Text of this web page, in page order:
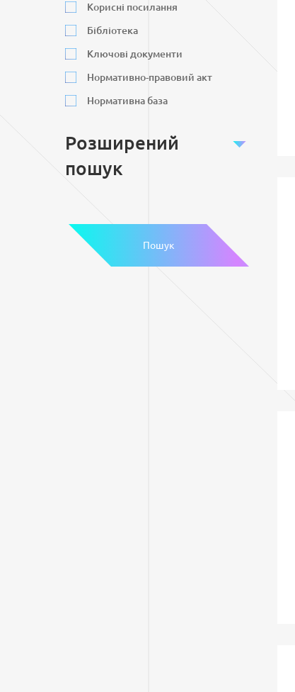
Корисні посилання
Бібліотека
Ключові документи
Нормативно-правовий акт
Нормативна база
Розширений
пошук
Пошук